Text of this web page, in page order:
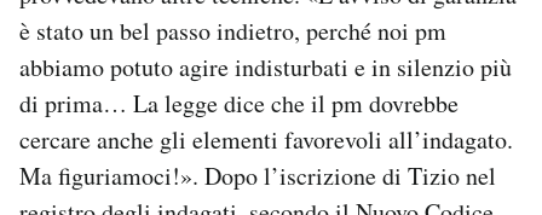
è stato un bel passo indietro, perché noi pm
abbiamo potuto agire indisturbati e in silenzio più
di prima… La legge dice che il pm dovrebbe
cercare anche gli elementi favorevoli all’indagato.
Ma figuriamoci!». Dopo l’iscrizione di Tizio nel